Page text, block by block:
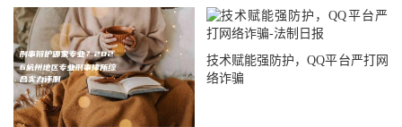
技术赋能强防护，QQ平台严打网
络诈骗